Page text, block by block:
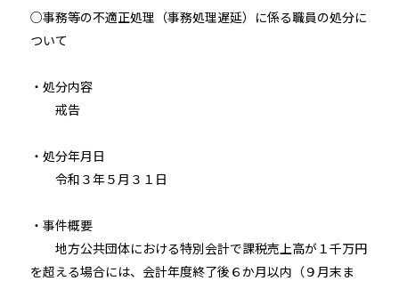
○事務等の不適正処理（事務処理遅延）に係る職員の処分に
ついて
・処分内容
戒告
・処分年月日
令和３年５月３１日
・事件概要
地方公共団体における特別会計で課税売上高が１千万円
を超える場合には、会計年度終了後６か月以内（９月末ま